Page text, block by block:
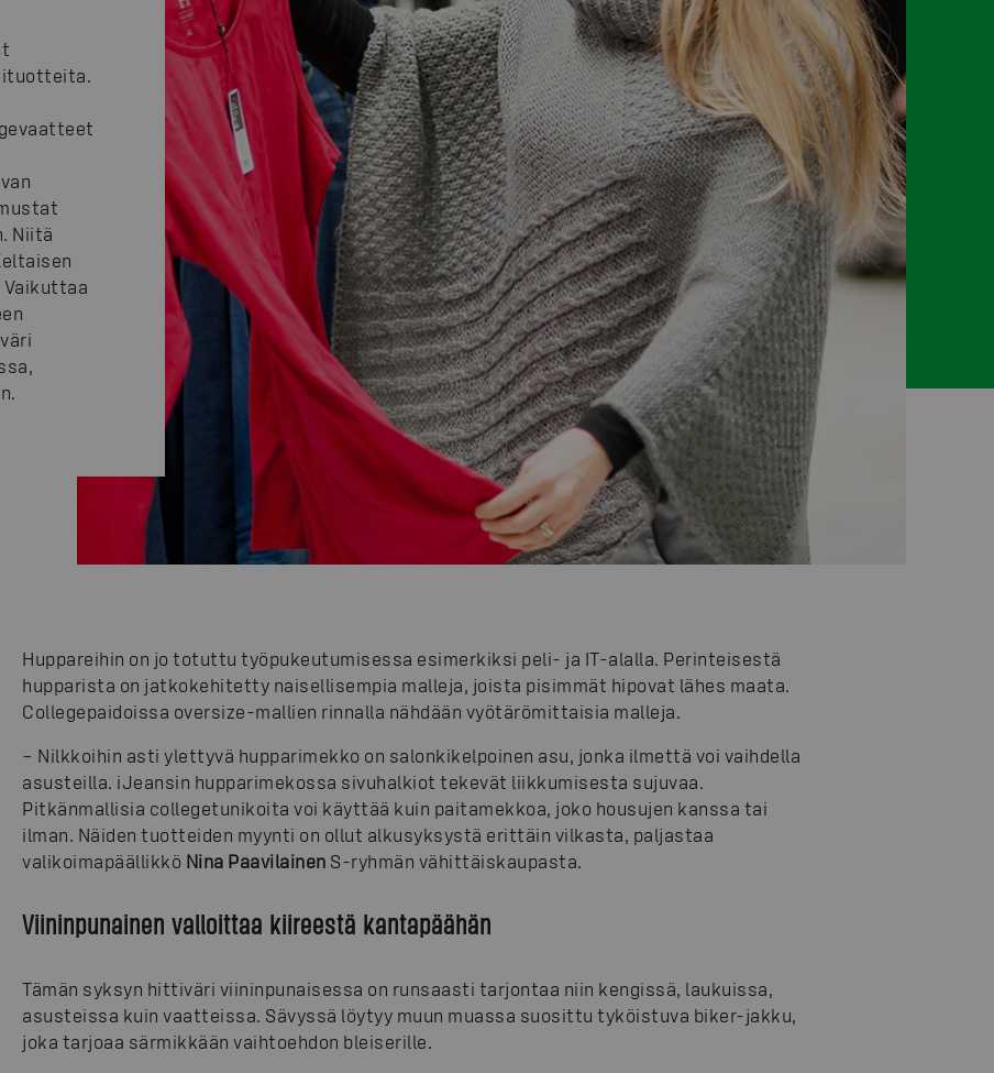
Niitä
Vaikuttaa
Huppareihin on jo totuttu työpukeutumisessa esimerkiksi peli- ja IT-alalla. Perinteisestä
hupparista on jatkokehitetty naisellisempia malleja, joista pisimmät hipovat lähes maata.
Collegepaidoissa oversize-mallien rinnalla nähdään vyötärömittaisia malleja.
– Nilkkoihin asti ylettyvä hupparimekko on salonkikelpoinen asu, jonka ilmettä voi vaihdella
asusteilla. iJeansin hupparimekossa sivuhalkiot tekevät liikkumisesta sujuvaa.
Pitkänmallisia collegetunikoita voi käyttää kuin paitamekkoa, joko housujen kanssa tai
ilman. Näiden tuotteiden myynti on ollut alkusyksystä erittäin vilkasta, paljastaa
valikoimapäällikkö Nina Paavilainen S-ryhmän vähittäiskaupasta.
Viininpunainen valloittaa kiireestä kantapäähän
Tämän syksyn hittiväri viininpunaisessa on runsaasti tarjontaa niin kengissä, laukuissa,
asusteissa kuin vaatteissa. Sävyssä löytyy muun muassa suosittu tyköistuva biker-jakku,
joka tarjoaa särmikkään vaihtoehdon bleiserille.